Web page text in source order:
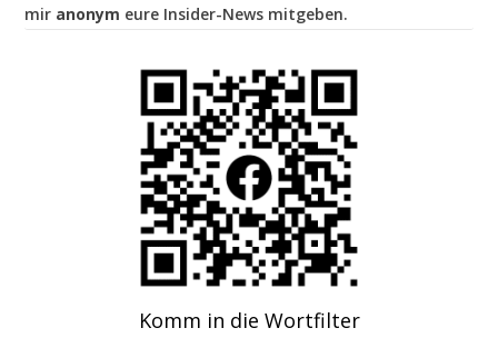
mir anonym eure Insider-News mitgeben.
Komm in die Wortfilter